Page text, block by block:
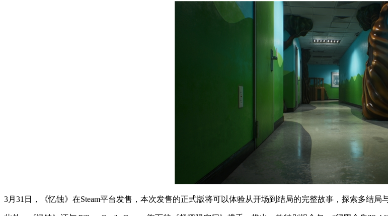
3月31日，《忆蚀》在Steam平台发售，本次发售的正式版将可以体验从开场到结局的完整故事，探索多结局